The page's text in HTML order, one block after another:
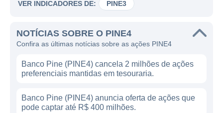
VER INDICADORES DE: PINE3
NOTÍCIAS SOBRE O PINE4
Confira as últimas notícias sobre as ações PINE4
Banco Pine (PINE4) cancela 2 milhões de ações
preferenciais mantidas em tesouraria.
Banco Pine (PINE4) anuncia oferta de ações que
pode captar até R$ 400 milhões.